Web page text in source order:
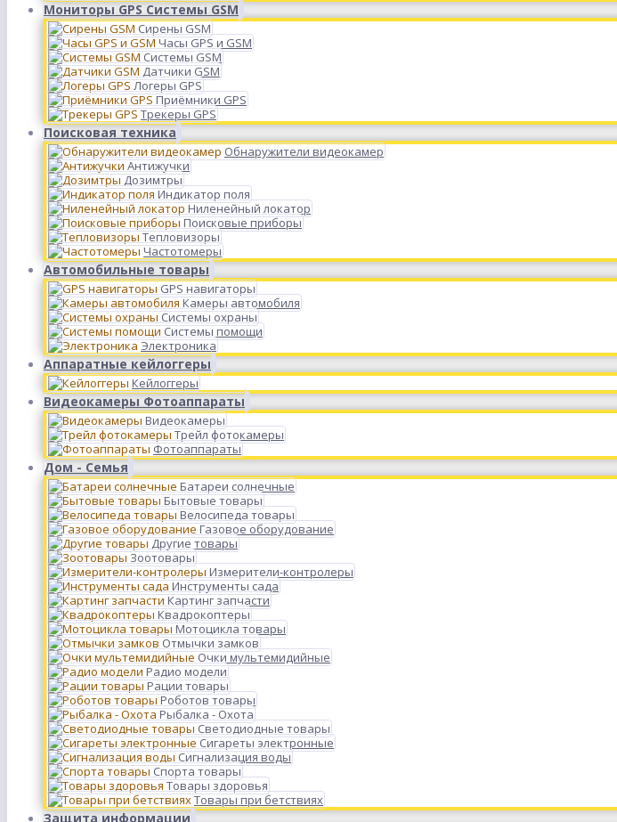
Мониторы GPS Системы GSM
Сирены GSM
Часы GPS и GSM
Системы GSM
Датчики GSM
Логеры GPS
Приёмники GPS
Трекеры GPS
Поисковая техника
Обнаружители видеокамер
Антижучки
Дозимтры
Индикатор поля
Ниленейный локатор
Поисковые приборы
Тепловизоры
Частотомеры
Автомобильные товары
GPS навигаторы
Камеры автомобиля
Системы охраны
Системы помощи
Электроника
Аппаратные кейлоггеры
Кейлоггеры
Видеокамеры Фотоаппараты
Видеокамеры
Трейл фотокамеры
Фотоаппараты
Дом - Семья
Батареи солнечные
Бытовые товары
Велосипеда товары
Газовое оборудование
Другие товары
Зоотовары
Измерители-контролеры
Инструменты сада
Картинг запчасти
Квадрокоптеры
Мотоцикла товары
Отмычки замков
Очки мультемидийные
Радио модели
Рации товары
Роботов товары
Рыбалка - Охота
Светодиодные товары
Сигареты электронные
Сигнализация воды
Спорта товары
Товары здоровья
Товары при бетствиях
Защита информации